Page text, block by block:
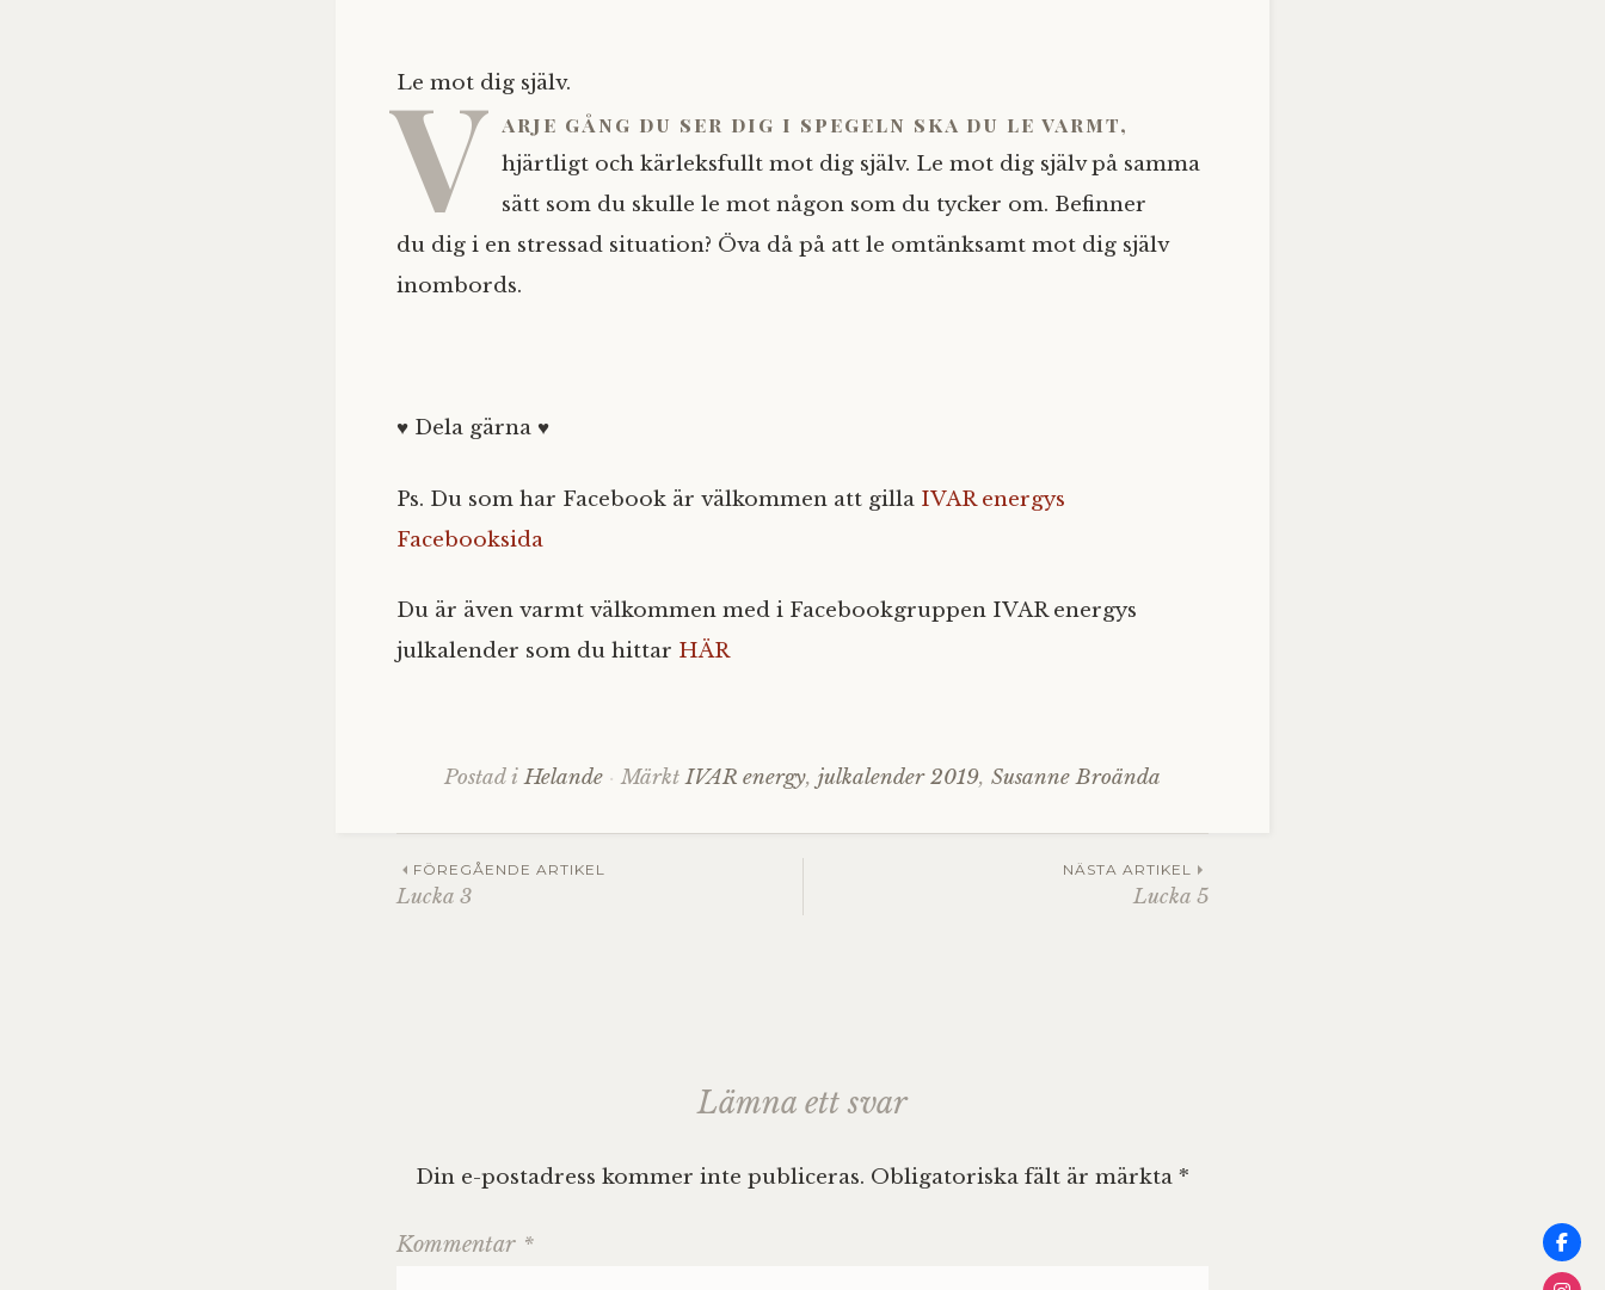
Le mot dig själv.
V arje gång du ser dig i spegeln ska du le varmt,
hjärtligt och kärleksfullt mot dig själv. Le mot dig själv på samma
sätt som du skulle le mot någon som du tycker om. Befinner
du dig i en stressad situation? Öva då på att le omtänksamt mot dig själv
inombords.
♥ Dela gärna ♥
Ps. Du som har Facebook är välkommen att gilla IVAR energys
Facebooksida
Du är även varmt välkommen med i Facebookgruppen IVAR energys
julkalender som du hittar HÄR
Postad iHelande MärktIVAR energy, julkalender 2019, Susanne Broända
Inläggsnavigering
FÖREGÅENDE ARTIKEL
Lucka 3
NÄSTA ARTIKEL
Lucka 5
Lämna ett svar
Din e-postadress kommer inte publiceras. Obligatoriska fält är märkta *
Kommentar *